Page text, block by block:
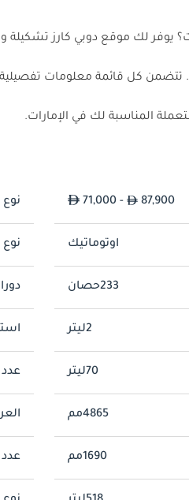
71,000. تتضمن كل قائمة معلومات
71,000 - 87,900
اوتوماتيك نوع
233حصان
2ليتر
70ليتر
4865مم
1690مم عدد